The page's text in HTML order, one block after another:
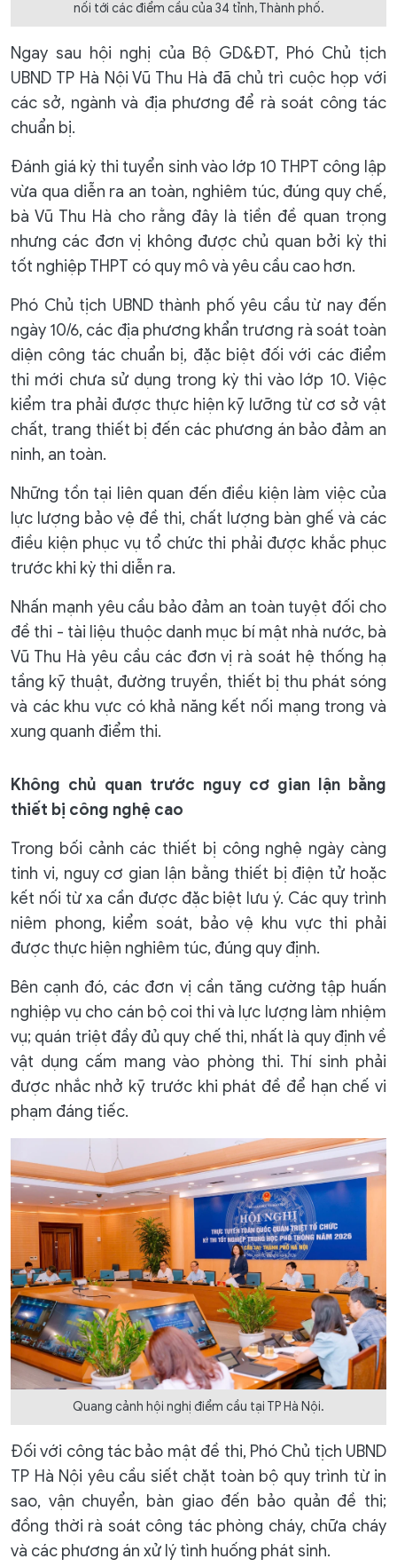
nối tới các điểm cầu của 34 tỉnh, Thành phố.
Ngay sau hội nghị của Bộ GD&ĐT, Phó Chủ tịch
UBND TP Hà Nội Vũ Thu Hà đã chủ trì cuộc họp với
các sở, ngành và địa phương để rà soát công tác
chuẩn bị.
Đánh giá kỳ thi tuyển sinh vào lớp 10 THPT công lập
vừa qua diễn ra an toàn, nghiêm túc, đúng quy chế,
bà Vũ Thu Hà cho rằng đây là tiền đề quan trọng
nhưng các đơn vị không được chủ quan bởi kỳ thi
tốt nghiệp THPT có quy mô và yêu cầu cao hơn.
Phó Chủ tịch UBND thành phố yêu cầu từ nay đến
ngày 10/6, các địa phương khẩn trương rà soát toàn
diện công tác chuẩn bị, đặc biệt đối với các điểm
thi mới chưa sử dụng trong kỳ thi vào lớp 10. Việc
kiểm tra phải được thực hiện kỹ lưỡng từ cơ sở vật
chất, trang thiết bị đến các phương án bảo đảm an
ninh, an toàn.
Những tồn tại liên quan đến điều kiện làm việc của
lực lượng bảo vệ đề thi, chất lượng bàn ghế và các
điều kiện phục vụ tổ chức thi phải được khắc phục
trước khi kỳ thi diễn ra.
Nhấn mạnh yêu cầu bảo đảm an toàn tuyệt đối cho
đề thi - tài liệu thuộc danh mục bí mật nhà nước, bà
Vũ Thu Hà yêu cầu các đơn vị rà soát hệ thống hạ
tầng kỹ thuật, đường truyền, thiết bị thu phát sóng
và các khu vực có khả năng kết nối mạng trong và
xung quanh điểm thi.
Không chủ quan trước nguy cơ gian lận bằng
thiết bị công nghệ cao
Trong bối cảnh các thiết bị công nghệ ngày càng
tinh vi, nguy cơ gian lận bằng thiết bị điện tử hoặc
kết nối từ xa cần được đặc biệt lưu ý. Các quy trình
niêm phong, kiểm soát, bảo vệ khu vực thi phải
được thực hiện nghiêm túc, đúng quy định.
Bên cạnh đó, các đơn vị cần tăng cường tập huấn
nghiệp vụ cho cán bộ coi thi và lực lượng làm nhiệm
vụ; quán triệt đầy đủ quy chế thi, nhất là quy định về
vật dụng cấm mang vào phòng thi. Thí sinh phải
được nhắc nhở kỹ trước khi phát đề để hạn chế vi
phạm đáng tiếc.
Quang cảnh hội nghị điểm cầu tại TP Hà Nội.
Đối với công tác bảo mật đề thi, Phó Chủ tịch UBND
TP Hà Nội yêu cầu siết chặt toàn bộ quy trình từ in
sao, vận chuyển, bàn giao đến bảo quản đề thi;
đồng thời rà soát công tác phòng cháy, chữa cháy
và các phương án xử lý tình huống phát sinh.